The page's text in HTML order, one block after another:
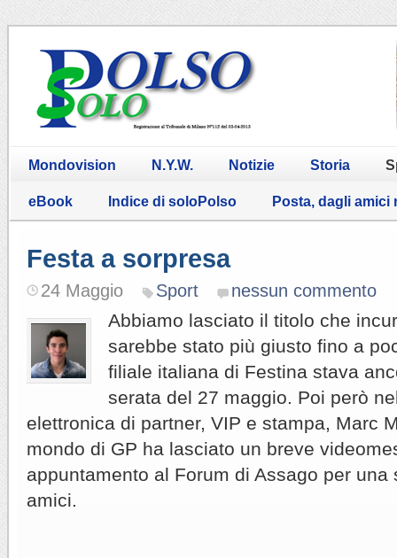
Mondovision N.Y.W. Notizie Storia
eBook Indice di soloPolso Posta, dagli amici
Festa a sorpresa
24 Maggio Sport nessun commento
Abbiamo lasciato il titolo che
sarebbe stato più giusto fino a
filiale italiana di Festina stava
serata del 27 maggio. Poi però
elettronica di partner, VIP e stampa, Marc
mondo di GP ha lasciato un breve
appuntamento al Forum di Assago per una
amici.